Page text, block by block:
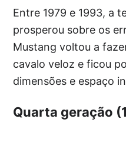
Entre 1979 e 1993, a
prosperou sobre os
Mustang voltou a
cavalo veloz e ficou
dimensões e espaço
Quarta geração